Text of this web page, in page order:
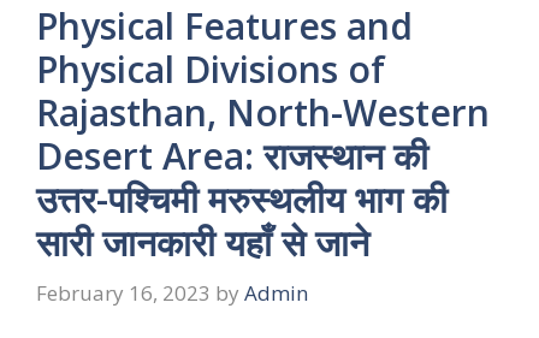
Physical Features and
Physical Divisions of
Rajasthan, North-Western
Desert Area: राजस्थान की
उत्तर-पश्चिमी मरुस्थलीय भाग की
सारी जानकारी यहाँ से जाने
February 16, 2023 by Admin